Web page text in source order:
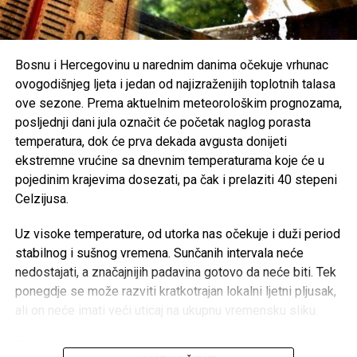
trenucima kolektivne tuge solidarnost i suosjećanje moraju
biti ispred svih drugih interesa.
Rasprava koja se razvila na društvenim mrežama još
jednom je pokazala koliko je važno njegovati kulturu
empatije, poštovanja i odgovornosti, posebno u trenucima
kada cijela zajednica dijeli bol zbog nenadoknadivog
gubitka.
Tweet Share
Mail
Bosnu i Hercegovinu u narednim danima očekuje vrhunac
ovogodišnjeg ljeta i jedan od najizraženijih toplotnih talasa
ove sezone. Prema aktuelnim meteorološkim prognozama,
posljednji dani jula označit će početak naglog porasta
temperatura, dok će prva dekada avgusta donijeti
ekstremne vrućine sa dnevnim temperaturama koje će u
pojedinim krajevima dosezati, pa čak i prelaziti 40 stepeni
Celzijusa.
Uz visoke temperature, od utorka nas očekuje i duži period
stabilnog i sušnog vremena. Sunčanih intervala neće
nedostajati, a značajnijih padavina gotovo da neće biti. Tek
ponegdje se može razviti kratkotrajan lokalni ljetni pljusak,
ali on neće imati veći uticaj na ukupnu vremensku sliku.
Posebno će neugodne postati noći. Iako se dani